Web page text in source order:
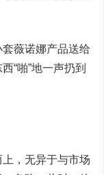
薇诺娜产品送给
“啪”地一声扔到
，无异于与市场